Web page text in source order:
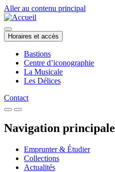
Aller au contenu principal
Horaires et accès
Bastions
Centre d’iconographie
La Musicale
Les Délices
Contact
Navigation principale
Emprunter & Étudier
Collections
Actualités